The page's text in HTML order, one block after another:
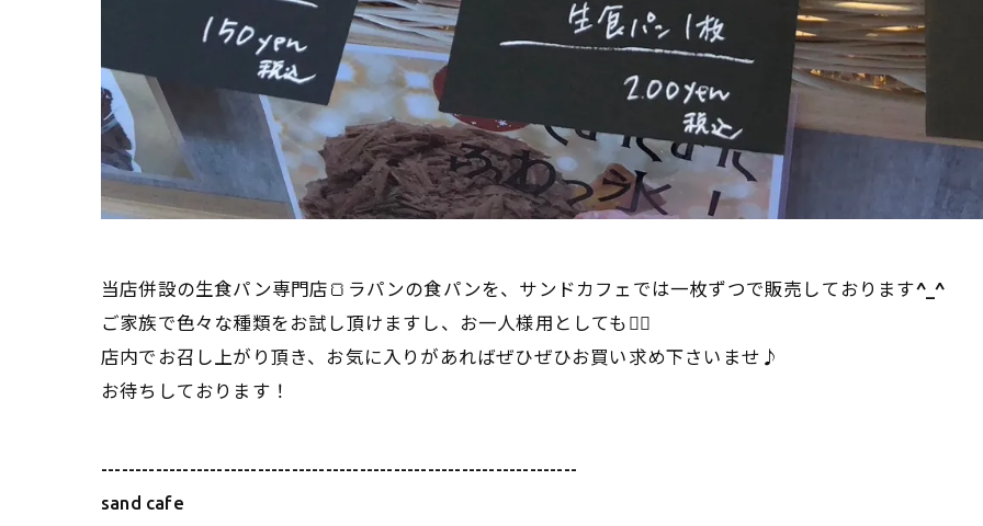
当店併設の生食パン専門店🍞ラパンの食パンを、サンドカフェでは一枚ずつで販売しております^_^
ご家族で色々な種類をお試し頂けますし、お一人様用としても🙆‍♀️
店内でお召し上がり頂き、お気に入りがあればぜひぜひお買い求め下さいませ♪
お待ちしております！
----------------------------------------------------------------------
sand cafe